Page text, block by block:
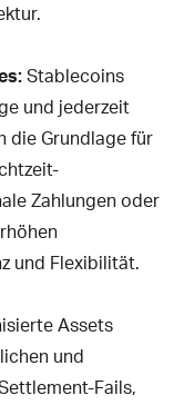
Stablecoins
und jederzeit
die Grundlage für
Zahlungen oder
und Flexibilität.
Assets
und
Fails,